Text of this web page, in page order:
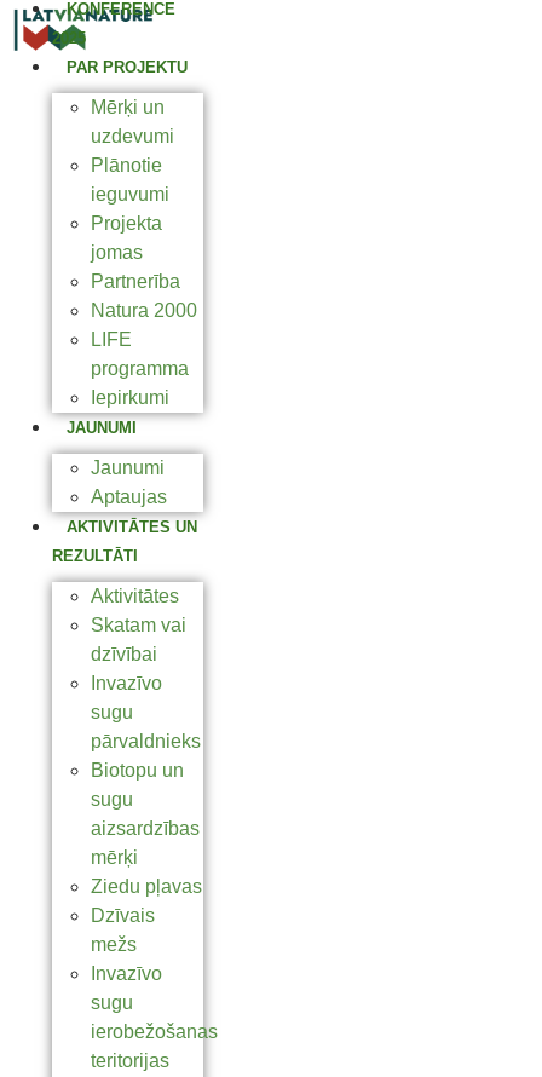
KONFERENCE
2025
PAR PROJEKTU
Mērķi un
uzdevumi
Plānotie
ieguvumi
Projekta
jomas
Partnerība
Natura 2000
LIFE
programma
Iepirkumi
JAUNUMI
Jaunumi
Aptaujas
AKTIVITĀTES UN
REZULTĀTI
Aktivitātes
Skatam vai
dzīvībai
Invazīvo
sugu
pārvaldnieks
Biotopu un
sugu
aizsardzības
mērķi
Ziedu pļavas
Dzīvais
mežs
Invazīvo
sugu
ierobežošanas
teritorijas